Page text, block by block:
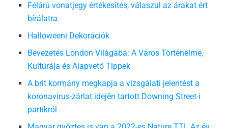
Félárú vonatjegy értékesítés, válaszul az árakat ért
bírálatra
Halloweeni Dekorációk
Bevezetés London Világába: A Város Történelme,
Kultúrája és Alapvető Tippek
A brit kormány megkapja a vizsgálati jelentést a
koronavírus-zárlat idején tartott Downing Street-i
partikról